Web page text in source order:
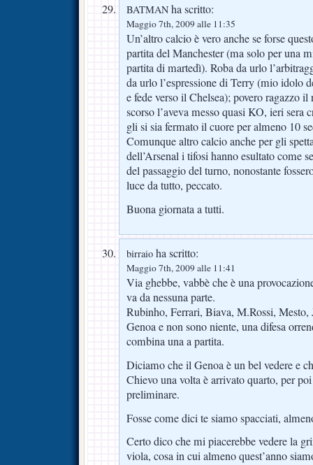
BATMAN ha scritto:
Maggio 7th, 2009 alle 11:35
Un’altro calcio è vero anche se forse
partita del Manchester (ma solo per una
partita di martedì). Roba da urlo
da urlo l’espressione di Terry (mio idolo
e fede verso il Chelsea); povero ragazzo
scorso l’aveva messo quasi KO, ieri sera
gli si sia fermato il cuore per almeno 10
Comunque altro calcio anche per gli
dell’Arsenal i tifosi hanno esultato come
del passaggio del turno, nonostante
luce da tutto, peccato.
Buona giornata a tutti.
birraio ha scritto:
Maggio 7th, 2009 alle 11:41
Via ghebbe, vabbè che è una
va da nessuna parte.
Rubinho, Ferrari, Biava, M.Rossi,
Genoa e non sono niente, una difesa
combina una a partita.
Diciamo che il Genoa è un bel vedere e
Chievo una volta è arrivato quarto, per
preliminare.
Fosse come dici te siamo spacciati,
Certo dico che mi piacerebbe vedere la
viola, cosa in cui almeno quest’anno